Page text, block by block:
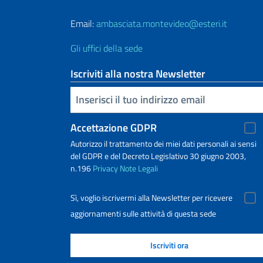
Email:ambasciata.montevideo@esteri.it
Gli uffici della sede
Iscriviti alla nostra Newsletter
Inserisci la tua email
Accettazione GDPR
Autorizzo il trattamento dei miei dati personali ai sensi
del GDPR e del Decreto Legislativo 30 giugno 2003,
n.196PrivacyNote Legali
Sì, voglio iscrivermi alla Newsletter per ricevere
aggiornamenti sulle attività di questa sede